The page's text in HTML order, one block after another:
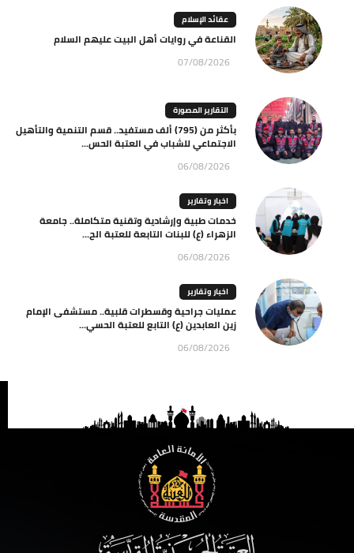
عقائد الإسلام
القناعة في روايات أهل البيت عليهم السلام
07/08/2026
التقارير المصورة
بأكثر من (795) ألف مستفيد.. قسم التنمية والتأهيل
الاجتماعي للشباب في العتبة الحس...
06/08/2026
اخبار وتقارير
خدمات طبية وإرشادية وتقنية متكاملة.. جامعة
الزهراء (ع) للبنات التابعة للعتبة الح...
06/08/2026
اخبار وتقارير
عمليات جراحية وقسطرات قلبية.. مستشفى الإمام
زين العابدين (ع) التابع للعتبة الحسي...
06/08/2026